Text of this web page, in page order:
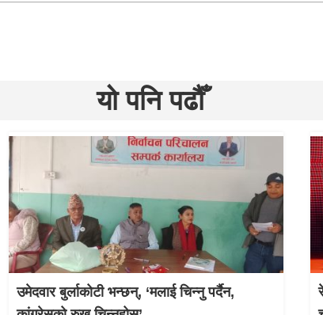
यो पनि पढौँ
उमेदवार बुर्लाकोटी भन्छन्, ‘मलाई चिन्नु पर्दैन,